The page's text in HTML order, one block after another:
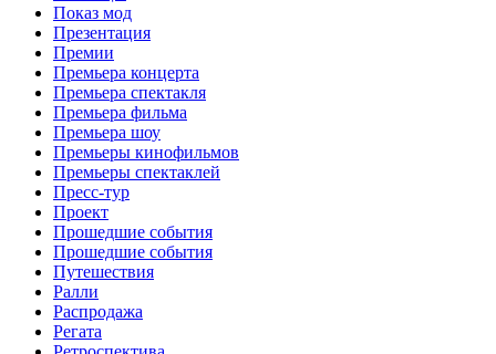
Показ мод
Презентация
Премии
Премьера концерта
Премьера спектакля
Премьера фильма
Премьера шоу
Премьеры кинофильмов
Премьеры спектаклей
Пресс-тур
Проект
Прошедшие события
Прошедшие события
Путешествия
Ралли
Распродажа
Регата